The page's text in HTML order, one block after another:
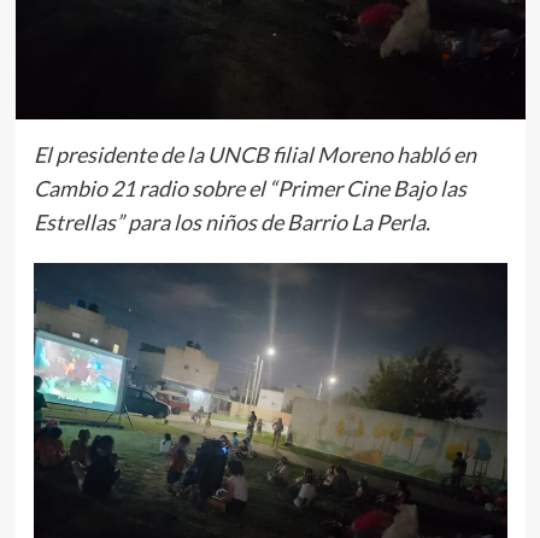
El presidente de la UNCB filial Moreno habló en
Cambio 21 radio sobre el “Primer Cine Bajo las
Estrellas” para los niños de Barrio La Perla.